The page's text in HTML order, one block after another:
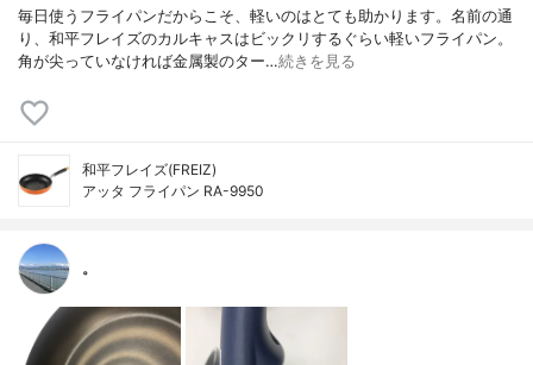
毎日使うフライパンだからこそ、軽いのはとても助かります。名前の通
り、和平フレイズのカルキャスはビックリするぐらい軽いフライパン。
角が尖っていなければ金属製のター…続きを見る
和平フレイズ(FREIZ)
アッタ フライパン RA-9950
。